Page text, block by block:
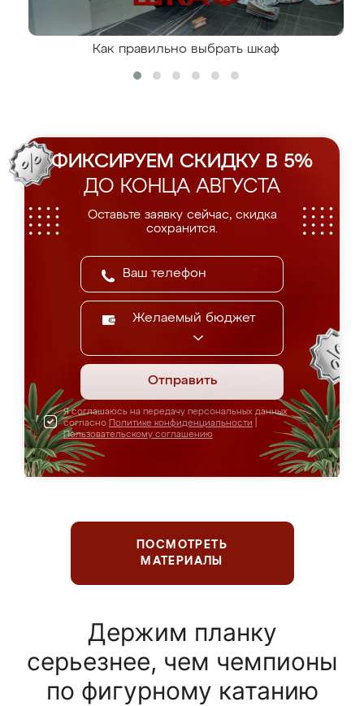
Как правильно выбрать шкаф
ФИКСИРУЕМ СКИДКУ В 5%
ДО КОНЦА АВГУСТА
Оставьте заявку сейчас, скидка
сохранится.
Желаемый бюджет
Отправить
Я соглашаюсь на передачу персональных данных
согласно Политике конфиденциальности
Пользовательскому соглашению
ПОСМОТРЕТЬ
МАТЕРИАЛЫ
Держим планку
серьезнее, чем чемпионы
по фигурному катанию